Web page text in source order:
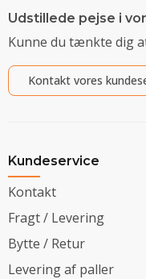
Udstillede pejse i
Kunne du tænkte dig
Kontakt vores
Kundeservice
Kontakt
Fragt / Levering
Bytte / Retur
Levering af paller